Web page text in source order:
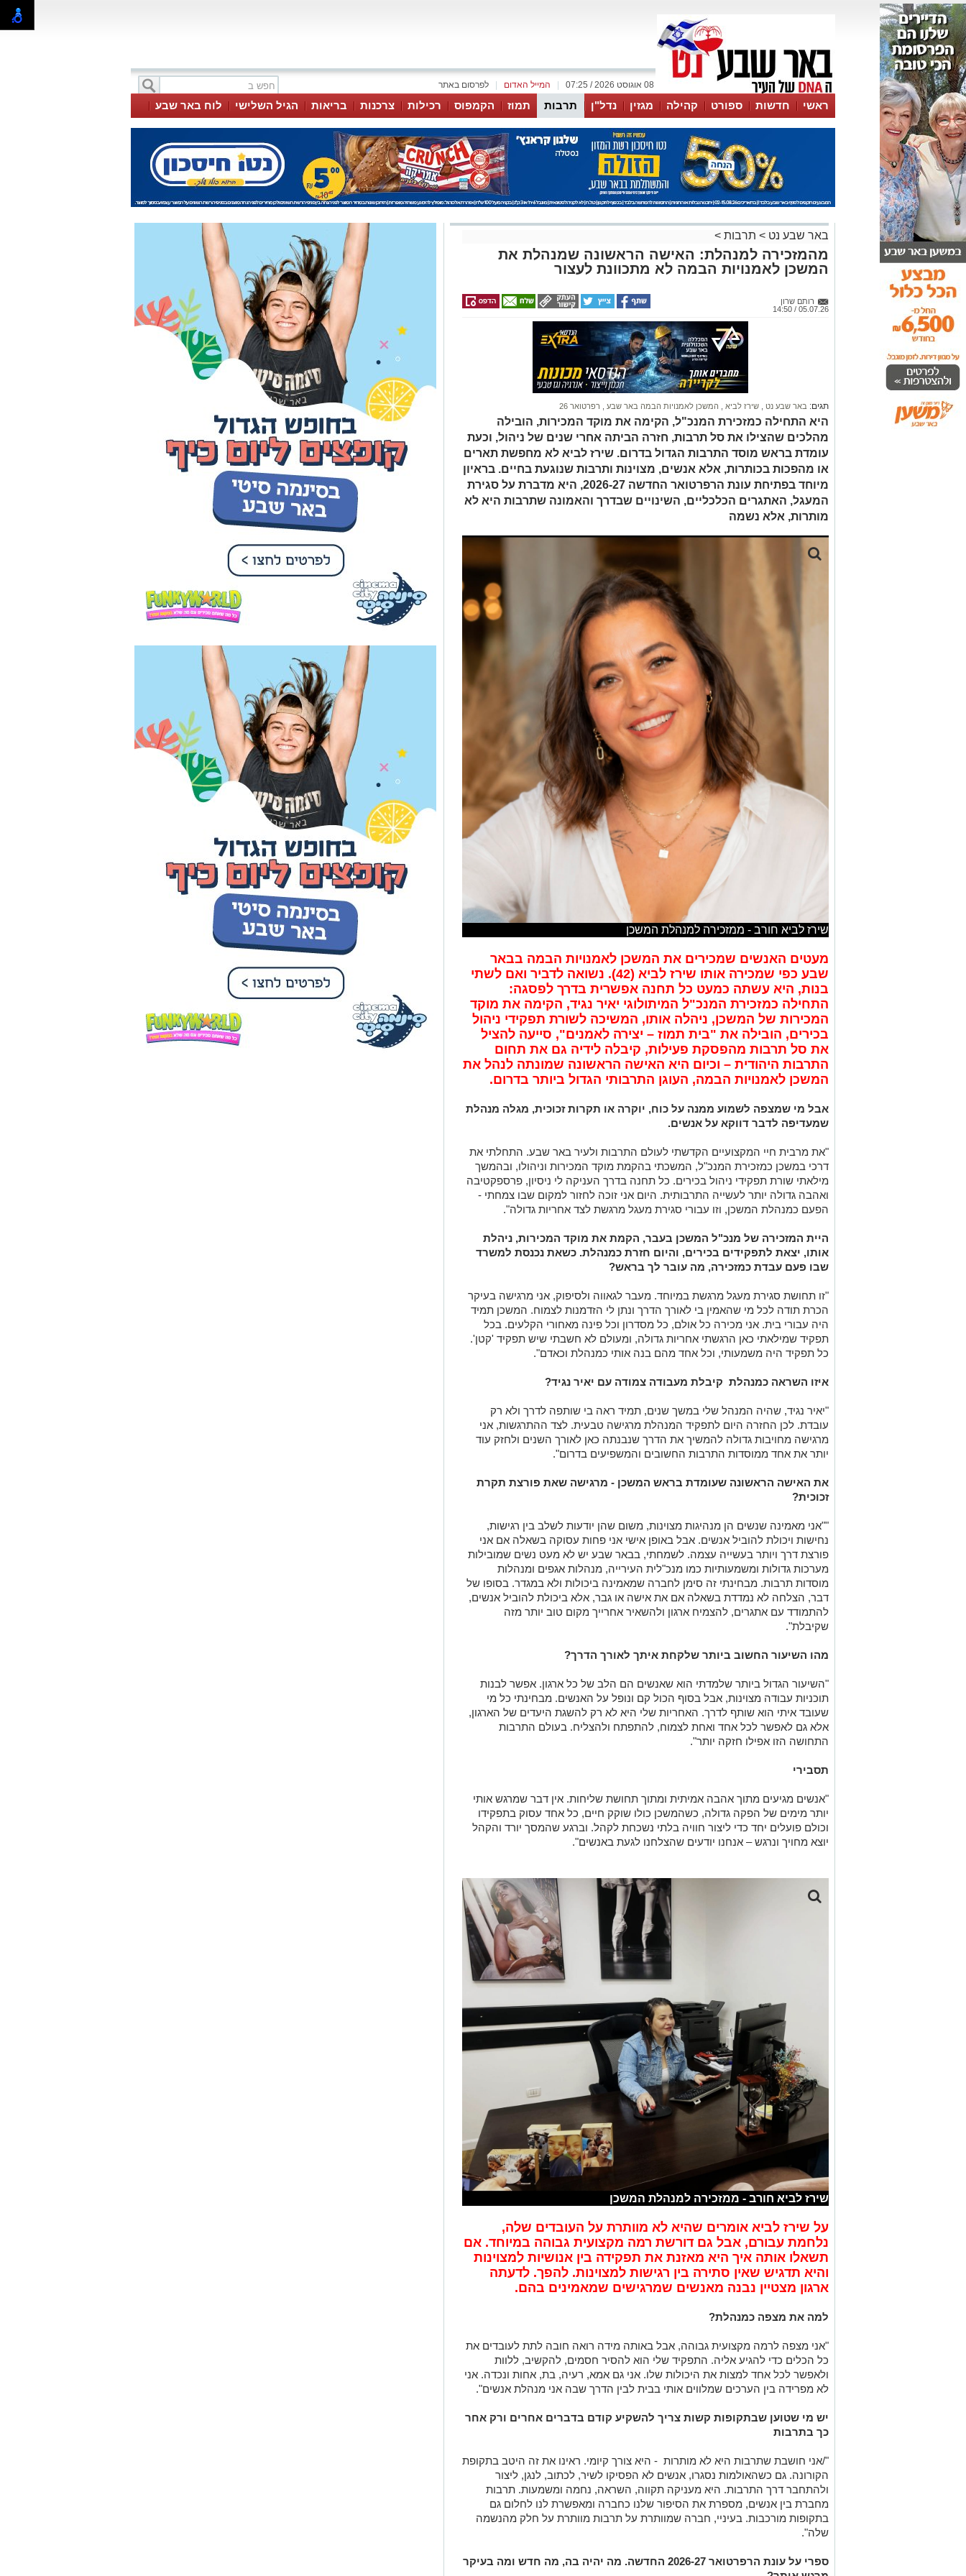
לפרסום באתר המייל האדום 08 אוגוסט 2026 / 07:25
ראשי חדשות ספורט קהילה מגזין נדל"ן תרבות תמוז הקמפוס רכילות צרכנות בריאות הגיל השלישי
לוח באר שבע
עסקים
טיפים והמלצות
באר שבע נט > תרבות >
מהמזכירה למנהלת: האישה הראשונה שמנהלת את
המשכן לאמנויות הבמה לא מתכוונת לעצור
רותם שרון
05.07.26 / 14:50
תגים: באר שבע נט שירז לביא המשכן לאמנויות הבמה באר שבע רפרטואר 26
היא התחילה כמזכירת המנכ"ל, הקימה את מוקד המכירות, הובילה
מהלכים שהצילו את סל תרבות, חזרה הביתה אחרי שנים של ניהול, וכעת
עומדת בראש מוסד התרבות הגדול בדרום. שירז לביא לא מחפשת תארים
או מהפכות בכותרות, אלא אנשים, מצוינות ותרבות שנוגעת בחיים. בראיון
מיוחד בפתיחת עונת הרפרטואר החדשה 2026-27, היא מדברת על סגירת
המעגל, האתגרים הכלכליים, השינויים שבדרך והאמונה שתרבות היא לא
מותרות, אלא נשמה
שירז לביא חורב - ממזכירה למנהלת המשכן
מעטים האנשים שמכירים את המשכן לאמנויות הבמה בבאר
שבע כפי שמכירה אותו שירז לביא (42). נשואה לדביר ואם לשתי
בנות, היא עשתה כמעט כל תחנה אפשרית בדרך לפסגה:
התחילה כמזכירת המנכ"ל המיתולוגי יאיר נגיד, הקימה את מוקד
המכירות של המשכן, ניהלה אותו, המשיכה לשורת תפקידי ניהול
בכירים, הובילה את "בית תמוז – יצירה לאמנים", סייעה להציל
את סל תרבות מהפסקת פעילות, קיבלה לידיה גם את תחום
התרבות היהודית – וכיום היא האישה הראשונה שמונתה לנהל את
המשכן לאמנויות הבמה, העוגן התרבותי הגדול ביותר בדרום.
אבל מי שמצפה לשמוע ממנה על כוח, יוקרה או תקרות זכוכית, מגלה מנהלת
שמעדיפה לדבר דווקא על אנשים.
"את מרבית חיי המקצועיים הקדשתי לעולם התרבות ולעיר באר שבע. התחלתי את
דרכי במשכן כמזכירת המנכ"ל, המשכתי בהקמת מוקד המכירות וניהולו, ובהמשך
מילאתי שורת תפקידי ניהול בכירים. כל תחנה בדרך העניקה לי ניסיון, פרספקטיבה
ואהבה גדולה יותר לעשייה התרבותית. היום אני זוכה לחזור למקום שבו צמחתי -
הפעם כמנהלת המשכן, וזו עבורי סגירת מעגל מרגשת לצד אחריות גדולה".
היית המזכירה של מנכ"ל המשכן בעבר, הקמת את מוקד המכירות, ניהלת
אותו, יצאת לתפקידים בכירים, והיום חזרת כמנהלת. כשאת נכנסת למשרד
שבו פעם עבדת כמזכירה, מה עובר לך בראש?
"זו תחושת סגירת מעגל מרגשת במיוחד. מעבר לגאווה ולסיפוק, אני מרגישה בעיקר
הכרת תודה לכל מי שהאמין בי לאורך הדרך ונתן לי הזדמנות לצמוח. המשכן תמיד
היה עבורי בית. אני מכירה כל אולם, כל מסדרון וכל פינה מאחורי הקלעים. בכל
תפקיד שמילאתי כאן הרגשתי אחריות גדולה, ומעולם לא חשבתי שיש תפקיד 'קטן'.
כל תפקיד היה משמעותי, וכל אחד מהם בנה אותי כמנהלת וכאדם".
איזו השראה כמנהלת קיבלת מעבודה צמודה עם יאיר נגיד?
"יאיר נגיד, שהיה המנהל שלי במשך שנים, תמיד ראה בי שותפה לדרך ולא רק
עובדת. לכן החזרה היום לתפקיד המנהלת מרגישה טבעית. לצד ההתרגשות, אני
מרגישה מחויבות גדולה להמשיך את הדרך שנבנתה כאן לאורך השנים ולחזק עוד
יותר את אחד ממוסדות התרבות החשובים והמשפיעים בדרום".
את האישה הראשונה שעומדת בראש המשכן - מרגישה שאת פורצת תקרת
זכוכית?
""אני מאמינה שנשים הן מנהיגות מצוינות, משום שהן יודעות לשלב בין רגישות,
נחישות ויכולת להוביל אנשים. אבל באופן אישי אני פחות עסוקה בשאלה אם אני
פורצת דרך ויותר בעשייה עצמה. לשמחתי, בבאר שבע יש לא מעט נשים שמובילות
מערכות גדולות ומשמעותיות כמו מנכ"לית העירייה, מנהלות אגפים ומנהלות
מוסדות תרבות. מבחינתי זה סימן לחברה שמאמינה ביכולות ולא במגדר. בסופו של
דבר, הצלחה לא נמדדת בשאלה אם את אישה או גבר, אלא ביכולת להוביל אנשים,
להתמודד עם אתגרים, להצמיח ארגון ולהשאיר אחרייך מקום טוב יותר מזה
שקיבלת".
מהו השיעור החשוב ביותר שלקחת איתך לאורך הדרך?
"השיעור הגדול ביותר שלמדתי הוא שאנשים הם הלב של כל ארגון. אפשר לבנות
תוכניות עבודה מצוינות, אבל בסוף הכול קם ונופל על האנשים. מבחינתי כל מי
שעובד איתי הוא שותף לדרך. האחריות שלי היא לא רק להשגת היעדים של הארגון,
אלא גם לאפשר לכל אחד ואחת לצמוח, להתפתח ולהצליח. בעולם התרבות
התחושה הזו אפילו חזקה יותר".
תסבירי
"אנשים מגיעים מתוך אהבה אמיתית ומתוך תחושת שליחות. אין דבר שמרגש אותי
יותר מימים של הפקה גדולה, כשהמשכן כולו שוקק חיים, כל אחד עסוק בתפקידו
וכולם פועלים יחד כדי ליצור חוויה בלתי נשכחת לקהל. וברגע שהמסך יורד והקהל
יוצא מחויך ונרגש – אנחנו יודעים שהצלחנו לגעת באנשים".
שירז לביא חורב - ממזכירה למנהלת המשכן
על שירז לביא אומרים שהיא לא מוותרת על העובדים שלה,
נלחמת עבורם, אבל גם דורשת רמה מקצועית גבוהה במיוחד. אם
תשאלו אותה איך היא מאזנת את תפקידה בין אנושיות למצוינות
והיא תדגיש שאין סתירה בין רגישות למצוינות. להפך. לדעתה
ארגון מצטיין נבנה מאנשים שמרגישים שמאמינים בהם.
למה את מצפה כמנהלת?
"אני מצפה לרמה מקצועית גבוהה, אבל באותה מידה רואה חובה לתת לעובדים את
כל הכלים כדי להגיע אליה. התפקיד שלי הוא להסיר חסמים, להקשיב, ללוות
ולאפשר לכל אחד למצות את היכולות שלו. אני גם אמא, רעיה, בת, אחות ונכדה. אני
לא מפרידה בין הערכים שמלווים אותי בבית לבין הדרך שבה אני מנהלת אנשים".
יש מי שטוען שבתקופות קשות צריך להשקיע קודם בדברים אחרים ורק אחר
כך בתרבות
"/אני חושבת שתרבות היא לא מותרות - היא צורך קיומי. ראינו את זה היטב בתקופת
הקורונה. גם כשהאולמות נסגרו, אנשים לא הפסיקו לשיר, לכתוב, לנגן, ליצור
ולהתחבר דרך התרבות. היא מעניקה תקווה, השראה, נחמה ומשמעות. תרבות
מחברת בין אנשים, מספרת את הסיפור שלנו כחברה ומאפשרת לנו לחלום גם
בתקופות מורכבות. בעיניי, חברה שמוותרת על תרבות מוותרת על חלק מהנשמה
שלה".
ספרי על
עונת הרפרטואר 2026-27 החדשה. מה יהיה בה, מה חדש ומה בעיקר